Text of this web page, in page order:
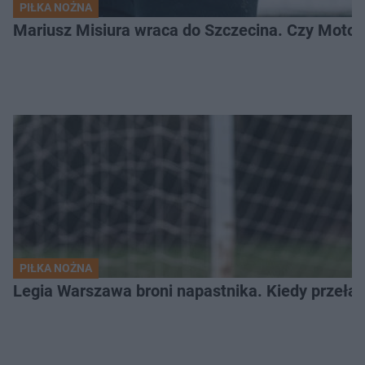
PIŁKA NOŻNA
Mariusz Misiura wraca do Szczecina. Czy
PIŁKA NOŻNA
Legia Warszawa broni napastnika. Kiedy